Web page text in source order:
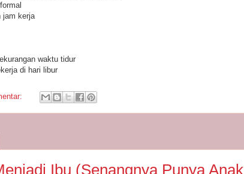
jam kerja
waktu tidur
di hari libur
Ibu (Senangnya Punya Anak